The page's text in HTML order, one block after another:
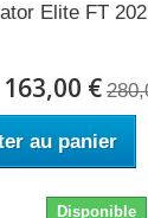
Elite FT
163,00 €
au panier
Disponible